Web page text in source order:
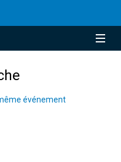
événement